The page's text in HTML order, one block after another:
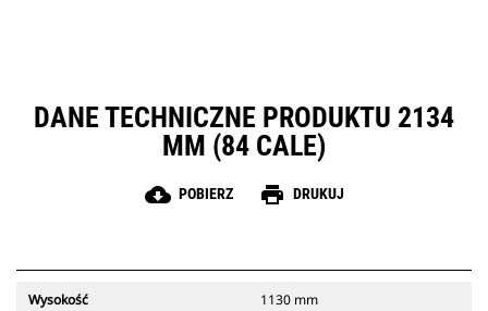
DANE TECHNICZNE PRODUKTU 2134
MM (84 CALE)
cloud_download POBIERZ print DRUKUJ
Wysokość 1130 mm